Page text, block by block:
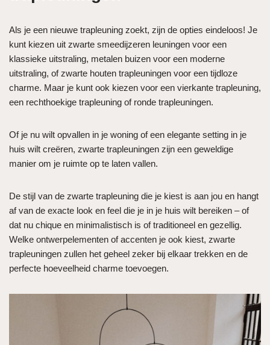
Als je een nieuwe trapleuning zoekt, zijn de opties eindeloos! Je
kunt kiezen uit zwarte smeedijzeren leuningen voor een
klassieke uitstraling, metalen buizen voor een moderne
uitstraling, of zwarte houten trapleuningen voor een tijdloze
charme. Maar je kunt ook kiezen voor een vierkante trapleuning,
een rechthoekige trapleuning of ronde trapleuningen.
Of je nu wilt opvallen in je woning of een elegante setting in je
huis wilt creëren, zwarte trapleuningen zijn een geweldige
manier om je ruimte op te laten vallen.
De stijl van de zwarte trapleuning die je kiest is aan jou en hangt
af van de exacte look en feel die je in je huis wilt bereiken – of
dat nu chique en minimalistisch is of traditioneel en gezellig.
Welke ontwerpelementen of accenten je ook kiest, zwarte
trapleuningen zullen het geheel zeker bij elkaar trekken en de
perfecte hoeveelheid charme toevoegen.